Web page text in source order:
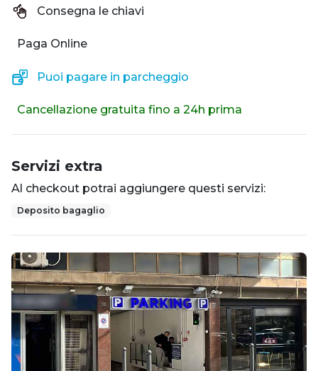
Consegna le chiavi
Paga Online
Puoi pagare in parcheggio
Cancellazione gratuita fino a 24h prima
Servizi extra
Al checkout potrai aggiungere questi servizi:
Deposito bagaglio